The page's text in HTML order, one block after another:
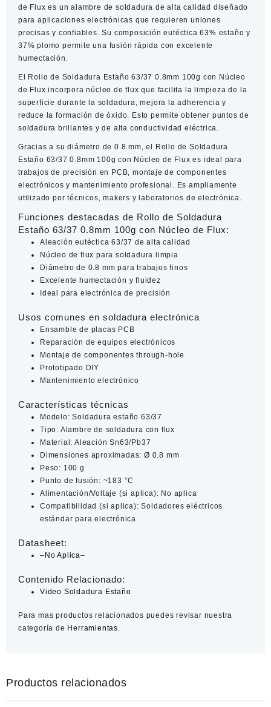
con
Núcleo
de
Flux
cantidad
de Flux es un alambre de soldadura de alta calidad diseñado
para aplicaciones electrónicas que requieren uniones
precisas y confiables. Su composición eutéctica 63% estaño y
37% plomo permite una fusión rápida con excelente
humectación.
El
Rollo de Soldadura Estaño 63/37 0.8mm 100g con Núcleo
de Flux incorpora núcleo de flux que facilita la limpieza de la
superficie durante la soldadura, mejora la adherencia y
reduce la formación de óxido. Esto permite obtener puntos de
soldadura brillantes y de alta conductividad eléctrica.
Gracias a su diámetro de 0.8 mm, el
Rollo de Soldadura
Estaño 63/37 0.8mm 100g con Núcleo de Flux es ideal para
trabajos de precisión en PCB, montaje de componentes
electrónicos y mantenimiento profesional. Es ampliamente
utilizado por técnicos, makers y laboratorios de electrónica.
Funciones destacadas de Rollo de Soldadura
Estaño 63/37 0.8mm 100g con Núcleo de Flux:
Aleación eutéctica 63/37 de alta calidad
Núcleo de flux para soldadura limpia
Diámetro de 0.8 mm para trabajos finos
Excelente humectación y fluidez
Ideal para electrónica de precisión
Usos comunes en soldadura electrónica
Ensamble de placas PCB
Reparación de equipos electrónicos
Montaje de componentes through-hole
Prototipado DIY
Mantenimiento electrónico
Características técnicas
Modelo: Soldadura estaño 63/37
Tipo: Alambre de soldadura con flux
Material: Aleación Sn63/Pb37
Dimensiones aproximadas: Ø 0.8 mm
Peso: 100 g
Punto de fusión: ~183 °C
Alimentación/Voltaje (si aplica): No aplica
Compatibilidad (si aplica): Soldadores eléctricos
estándar para electrónica
Datasheet:
–No Aplica–
Contenido Relacionado:
Video Soldadura Estaño
Para mas productos relacionados puedes revisar nuestra
categoría de Herramientas.
Productos relacionados